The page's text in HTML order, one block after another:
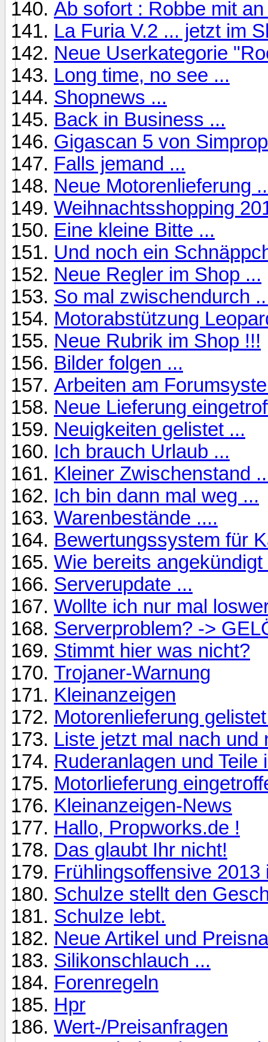
Ab sofort : Robbe mit
La Furia V.2 ... jetzt im
Neue Userkategorie
Long time, no see ...
Shopnews ...
Back in Business ...
Gigascan 5 von Simprop
Falls jemand ...
Neue Motorenlieferung
Weihnachtsshopping
Eine kleine Bitte ...
Und noch ein
Neue Regler im Shop ...
So mal zwischendurch
Motorabstützung
Neue Rubrik im Shop !!!
Bilder folgen ...
Arbeiten am
Neue Lieferung
Neuigkeiten gelistet ...
Ich brauch Urlaub ...
Kleiner Zwischenstand
Ich bin dann mal weg ...
Warenbestände ....
Bewertungssystem für
Wie bereits
Serverupdate ...
Wollte ich nur mal
Serverproblem? ->
Stimmt hier was nicht?
Trojaner-Warnung
Kleinanzeigen
Motorenlieferung
Liste jetzt mal nach und
Ruderanlagen und Teile
Motorlieferung
Kleinanzeigen-News
Hallo, Propworks.de !
Das glaubt Ihr nicht!
Frühlingsoffensive 2013
Schulze stellt den
Schulze lebt.
Neue Artikel und
Silikonschlauch ...
Forenregeln
Hpr
Wert-/Preisanfragen